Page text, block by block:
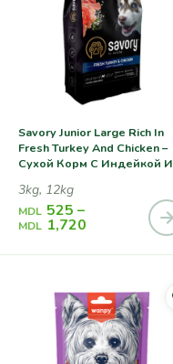
Savory Junior Large Rich In
Fresh Turkey And Chicken –
Сухой Корм С Индейкой И
Крупных Пород
3kg, 12kg
MDL 525 –
MDL 1,720